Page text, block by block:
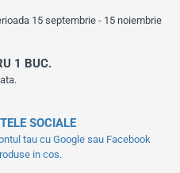
SOCIALE
tau cu Google sau Facebook
in cos.
15 septembrie - 15 noiembrie
1 BUC.